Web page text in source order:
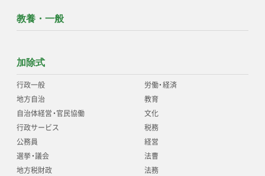
教養・一般
加除式
行政一般
地方自治
自治体経営・官民協働
行政サービス
公務員
選挙・議会
地方税財政
労働・経済
教育
文化
税務
経営
法曹
法務